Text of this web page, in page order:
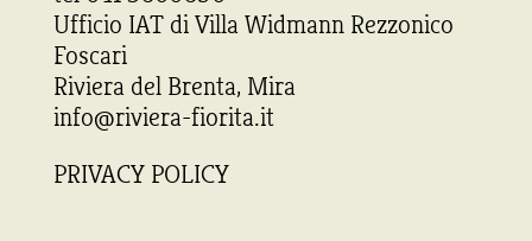
Ufficio IAT di Villa Widmann Rezzonico
Foscari
Riviera del Brenta, Mira
info@riviera-fiorita.it
PRIVACY POLICY